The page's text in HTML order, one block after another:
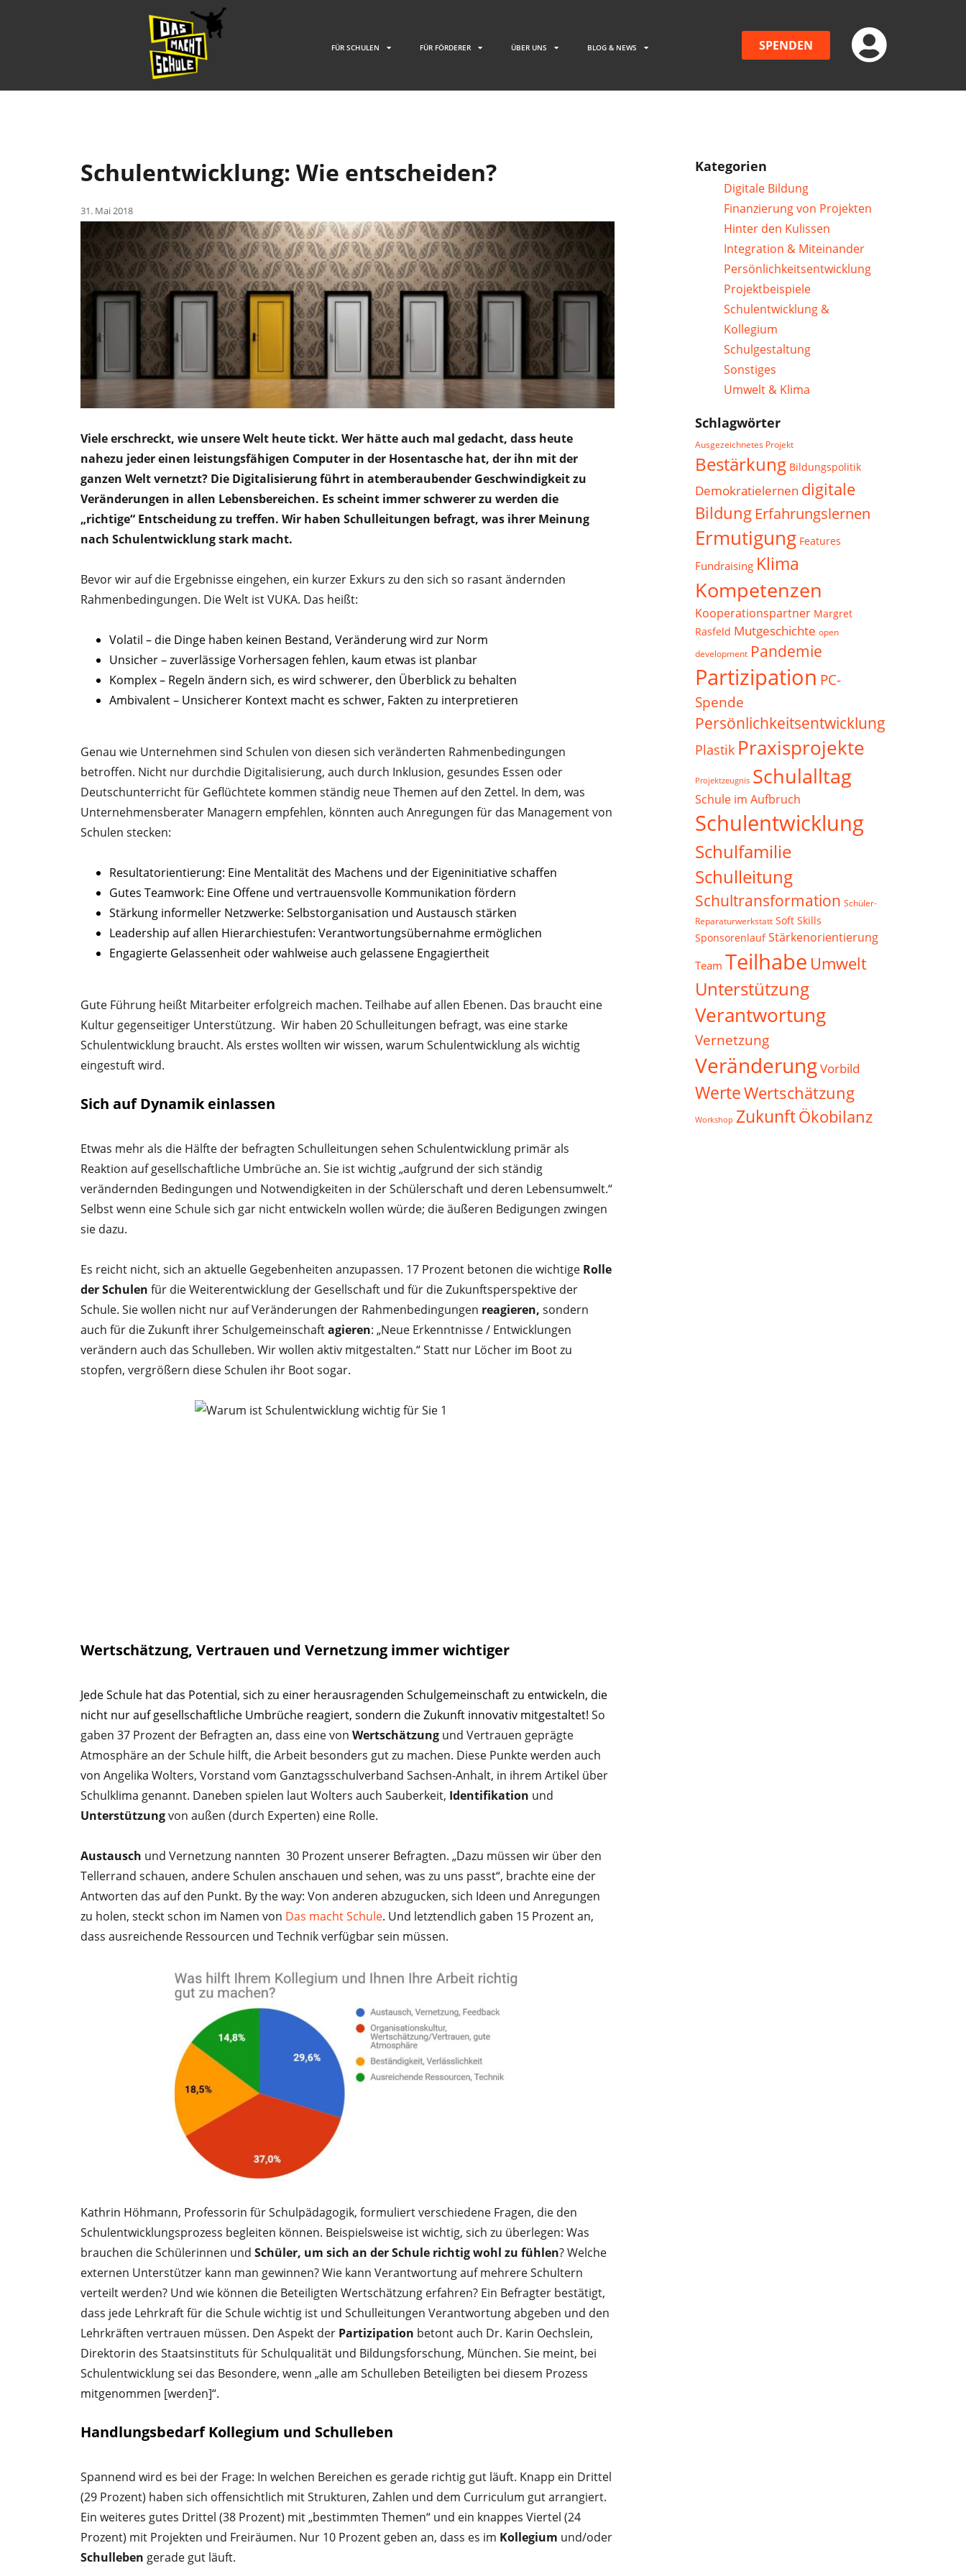
FÜR SCHULEN FÜR FÖRDERER ÜBER UNS BLOG & NEWS SPENDEN
Schulentwicklung: Wie entscheiden?
31. Mai 2018
Viele erschreckt, wie unsere Welt heute tickt. Wer hätte auch mal gedacht, dass heute
nahezu jeder einen leistungsfähigen Computer in der Hosentasche hat, der ihn mit der
ganzen Welt vernetzt? Die Digitalisierung führt in atemberaubender Geschwindigkeit zu
Veränderungen in allen Lebensbereichen. Es scheint immer schwerer zu werden die
„richtige“ Entscheidung zu treffen. Wir haben Schulleitungen befragt, was ihrer Meinung
nach Schulentwicklung stark macht.
Bevor wir auf die Ergebnisse eingehen, ein kurzer Exkurs zu den sich so rasant ändernden
Rahmenbedingungen. Die Welt ist VUKA. Das heißt:
Volatil – die Dinge haben keinen Bestand, Veränderung wird zur Norm
Unsicher – zuverlässige Vorhersagen fehlen, kaum etwas ist planbar
Komplex – Regeln ändern sich, es wird schwerer, den Überblick zu behalten
Ambivalent – Unsicherer Kontext macht es schwer, Fakten zu interpretieren
Genau wie Unternehmen sind Schulen von diesen sich veränderten Rahmenbedingungen
betroffen. Nicht nur durchdie Digitalisierung, auch durch Inklusion, gesundes Essen oder
Deutschunterricht für Geflüchtete kommen ständig neue Themen auf den Zettel. In dem, was
Unternehmensberater Managern empfehlen, könnten auch Anregungen für das Management von
Schulen stecken:
Resultatorientierung: Eine Mentalität des Machens und der Eigeninitiative schaffen
Gutes Teamwork: Eine Offene und vertrauensvolle Kommunikation fördern
Stärkung informeller Netzwerke: Selbstorganisation und Austausch stärken
Leadership auf allen Hierarchiestufen: Verantwortungsübernahme ermöglichen
Engagierte Gelassenheit oder wahlweise auch gelassene Engagiertheit
Gute Führung heißt Mitarbeiter erfolgreich machen. Teilhabe auf allen Ebenen. Das braucht eine
Kultur gegenseitiger Unterstützung. Wir haben 20 Schulleitungen befragt, was eine starke
Schulentwicklung braucht. Als erstes wollten wir wissen, warum Schulentwicklung als wichtig
eingestuft wird.
Sich auf Dynamik einlassen
Etwas mehr als die Hälfte der befragten Schulleitungen sehen Schulentwicklung primär als
Reaktion auf gesellschaftliche Umbrüche an. Sie ist wichtig „aufgrund der sich ständig
verändernden Bedingungen und Notwendigkeiten in der Schülerschaft und deren Lebensumwelt.“
Selbst wenn eine Schule sich gar nicht entwickeln wollen würde; die äußeren Bedigungen zwingen
sie dazu.
Es reicht nicht, sich an aktuelle Gegebenheiten anzupassen. 17 Prozent betonen die wichtige Rolle
der Schulen für die Weiterentwicklung der Gesellschaft und für die Zukunftsperspektive der
Schule. Sie wollen nicht nur auf Veränderungen der Rahmenbedingungen reagieren, sondern
auch für die Zukunft ihrer Schulgemeinschaftagieren: „Neue Erkenntnisse / Entwicklungen
verändern auch das Schulleben. Wir wollen aktiv mitgestalten.“ Statt nur Löcher im Boot zu
stopfen, vergrößern diese Schulen ihr Boot sogar.
Wertschätzung, Vertrauen und Vernetzung immer wichtiger
Jede Schule hat das Potential, sich zu einer herausragenden Schulgemeinschaft zu entwickeln, die
nicht nur auf gesellschaftliche Umbrüche reagiert, sondern die Zukunft innovativ mitgestaltet! So
gaben 37 Prozent der Befragten an, dass eine von Wertschätzung und Vertrauen geprägte
Atmosphäre an der Schule hilft, die Arbeit besonders gut zu machen. Diese Punkte werden auch
von Angelika Wolters, Vorstand vom Ganztagsschulverband Sachsen-Anhalt, in ihrem Artikel über
Schulklima genannt. Daneben spielen laut Wolters auch Sauberkeit, Identifikation und
Unterstützungvon außen (durch Experten) eine Rolle.
Austausch und Vernetzung nannten 30 Prozent unserer Befragten. „Dazu müssen wir über den
Tellerrand schauen, andere Schulen anschauen und sehen, was zu uns passt“, brachte eine der
Antworten das auf den Punkt. By the way: Von anderen abzugucken, sich Ideen und Anregungen
zu holen, steckt schon im Namen von Das macht Schule. Und letztendlich gaben 15 Prozent an,
dass ausreichende Ressourcen und Technik verfügbar sein müssen.
Kathrin Höhmann, Professorin für Schulpädagogik, formuliert verschiedene Fragen, die den
Schulentwicklungsprozess begleiten können. Beispielsweise ist wichtig, sich zu überlegen: Was
brauchen die Schülerinnen und Schüler, um sich an der Schule richtig wohl zu fühlen? Welche
externen Unterstützer kann man gewinnen? Wie kann Verantwortung auf mehrere Schultern
verteilt werden? Und wie können die Beteiligten Wertschätzung erfahren? Ein Befragter bestätigt,
dass jede Lehrkraft für die Schule wichtig ist und Schulleitungen Verantwortung abgeben und den
Lehrkräften vertrauen müssen. Den Aspekt der Partizipation betont auch Dr. Karin Oechslein,
Direktorin des Staatsinstituts für Schulqualität und Bildungsforschung, München. Sie meint, bei
Schulentwicklung sei das Besondere, wenn „alle am Schulleben Beteiligten bei diesem Prozess
mitgenommen [werden]“.
Handlungsbedarf Kollegium und Schulleben
Spannend wird es bei der Frage: In welchen Bereichen es gerade richtig gut läuft. Knapp ein Drittel
(29 Prozent) haben sich offensichtlich mit Strukturen, Zahlen und dem Curriculum gut arrangiert.
Ein weiteres gutes Drittel (38 Prozent) mit „bestimmten Themen“ und ein knappes Viertel (24
Prozent) mit Projekten und Freiräumen. Nur 10 Prozent geben an, dass es im Kollegium und/oder
Schulleben gerade gut läuft.
Kategorien
Digitale Bildung
Finanzierung von Projekten
Hinter den Kulissen
Integration & Miteinander
Persönlichkeitsentwicklung
Projektbeispiele
Schulentwicklung &
Kollegium
Schulgestaltung
Sonstiges
Umwelt & Klima
Schlagwörter
Ausgezeichnetes Projekt
Bestärkung Bildungspolitik
Demokratielernen digitale
Bildung Erfahrungslernen
Ermutigung Features
Fundraising Klima
Kompetenzen
Kooperationspartner Margret
Rasfeld Mutgeschichte open
development Pandemie
Partizipation PC-
Spende
Persönlichkeitsentwicklung
Plastik Praxisprojekte
Projektzeugnis Schulalltag
Schule im Aufbruch
Schulentwicklung
Schulfamilie
Schulleitung
Schultransformation Schüler-
Reparaturwerkstatt Soft Skills
Sponsorenlauf Stärkenorientierung
Team Teilhabe Umwelt
Unterstützung
Verantwortung
Vernetzung
VeränderungVorbild
WerteWertschätzung
Workshop ZukunftÖkobilanz